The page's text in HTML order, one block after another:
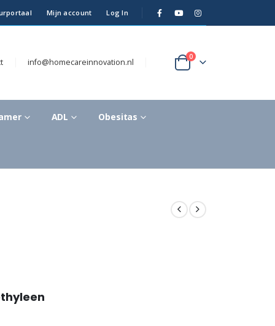
Mijn account Log In
info@homecareinnovation.nl
0
ADL Obesitas